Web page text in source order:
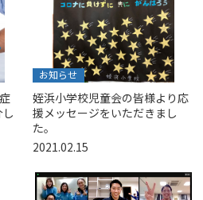
お知らせ
姪浜小学校児童会の皆様より応
援メッセージをいただきまし
た。
2021.02.15